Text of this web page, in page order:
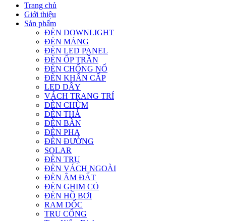
Trang chủ
Giới thiệu
Sản phẩm
ĐÈN DOWNLIGHT
ĐÈN MÁNG
ĐÈN LED PANEL
ĐÈN ỐP TRẦN
ĐÈN CHỐNG NỔ
ĐÈN KHẨN CẤP
LED DÂY
VÁCH TRANG TRÍ
ĐÈN CHÙM
ĐÈN THẢ
ĐÈN BÀN
ĐÈN PHA
ĐÈN ĐƯỜNG
SOLAR
ĐÈN TRỤ
ĐÈN VÁCH NGOÀI
ĐÈN ÂM ĐẤT
ĐÈN GHIM CỎ
ĐÈN HỒ BƠI
RAM DỐC
TRỤ CỔNG